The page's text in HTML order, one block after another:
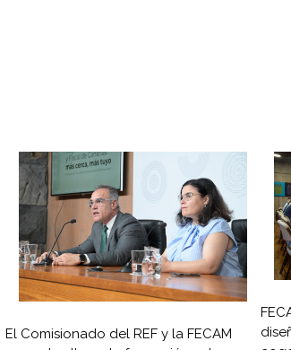
El Comisionado del REF y la FECAM